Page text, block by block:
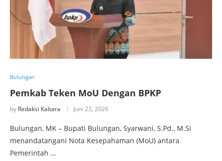
Bulungan
Pemkab Teken MoU Dengan BPKP
by Redaksi Kaltara Juni 23, 2026
Bulungan, MK – Bupati Bulungan, Syarwani, S.Pd., M.Si
menandatangani Nota Kesepahaman (MoU) antara
Pemerintah …